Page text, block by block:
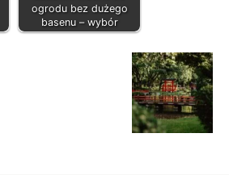
ogrodu bez dużego
basenu – wybór